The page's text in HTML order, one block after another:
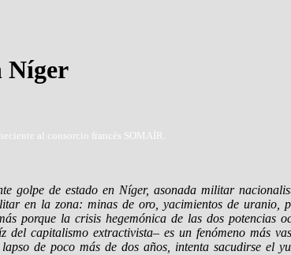
Níger
al consorcio francés SOMAÏR.
golpe de estado en Níger, asonada militar
en la zona: minas de oro, yacimientos de uranio,
porque la crisis hegemónica de las dos potencias
capitalismo extractivista– es un fenómeno más
de poco más de dos años, intenta sacudirse el